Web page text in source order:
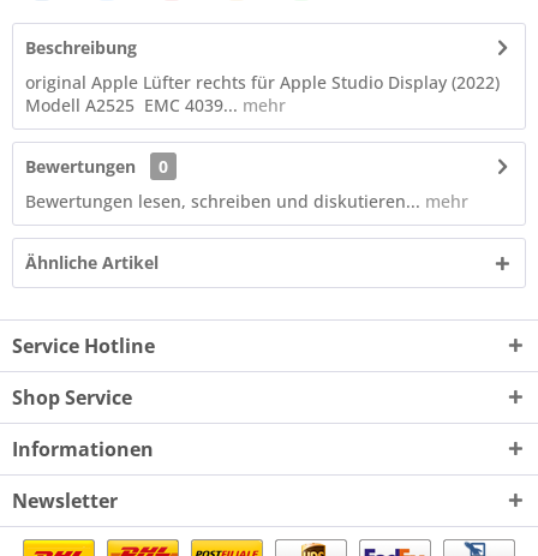
Beschreibung
original Apple Lüfter rechts für Apple Studio Display (2022)
Modell A2525 EMC 4039... mehr
Bewertungen
0
Bewertungen lesen, schreiben und diskutieren... mehr
Ähnliche Artikel
Service Hotline
Shop Service
Informationen
Newsletter